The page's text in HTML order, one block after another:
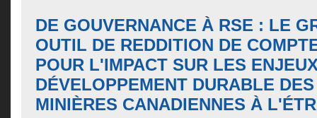
DE GOUVERNANCE À RSE : LE
OUTIL DE REDDITION DE
POUR L'IMPACT SUR LES
DÉVELOPPEMENT DURABLE
MINIÈRES CANADIENNES À